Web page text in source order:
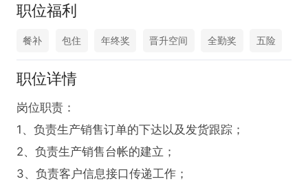
职位福利
餐补 包住 年终奖 晋升空间 全勤奖 五险
职位详情
岗位职责：
1、负责生产销售订单的下达以及发货跟踪；
2、负责生产销售台帐的建立；
3、负责客户信息接口传递工作；